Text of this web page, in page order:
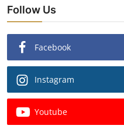
Follow Us
Facebook
Instagram
Youtube